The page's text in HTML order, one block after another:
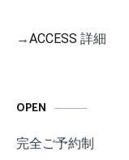
→ACCESS 詳細
OPEN
完全ご予約制